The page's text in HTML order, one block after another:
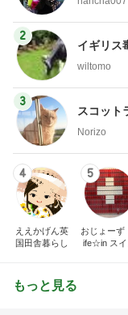
2
イギリス
wiltomo
3
スコット
Norizo
4
ええかげん英
国田舎暮らし
5
おじょーず
ife☆in スイ
もっと見る